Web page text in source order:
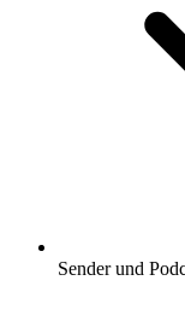
Sender und